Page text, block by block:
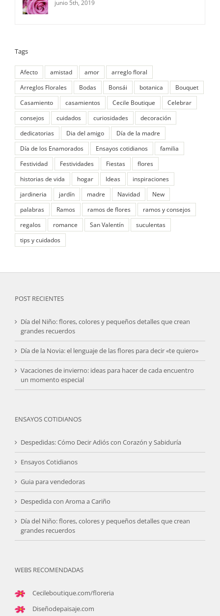
junio 5th, 2019
Tags
Afecto amistad amor
arreglo floral
Arreglos Florales
Bodas Bonsái botanica
Bouquet
Casamiento
casamientos Cecile Boutique
Celebrar
consejos
cuidados curiosidades
decoración
dedicatorias
Dia del amigo
Día de la madre
Día de los Enamorados
Ensayos cotidianos
familia
Festividad
Festividades Fiestas
flores
historias de vida
hogar Ideas
inspiraciones
jardineria
jardín madre Navidad
New
palabras
Ramos ramos de flores
ramos y consejos
regalos
romance San Valentín
suculentas
tips y cuidados
POST RECIENTES
Día del Niño: flores, colores y pequeños detalles que crean
grandes recuerdos
Día de la Novia: el lenguaje de las flores para decir «te quiero»
Vacaciones de invierno: ideas para hacer de cada encuentro
un momento especial
ENSAYOS COTIDIANOS
Despedidas: Cómo Decir Adiós con Corazón y Sabiduría
Ensayos Cotidianos
Guia para vendedoras
Despedida con Aroma a Cariño
Día del Niño: flores, colores y pequeños detalles que crean
grandes recuerdos
WEBS RECOMENDADAS
Cecileboutique.com/floreria
Diseñodepaisaje.com